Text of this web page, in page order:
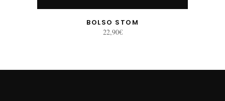
BOLSO STOM
22,90€